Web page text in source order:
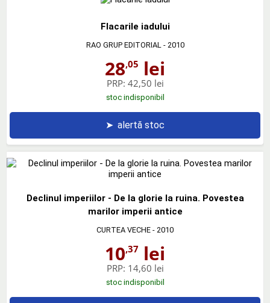
Flacarile iadului
RAO GRUP EDITORIAL - 2010
28,05 lei
PRP: 42,50 lei
stoc indisponibil
➤ alertă stoc
Declinul imperiilor - De la glorie la ruina. Povestea
marilor imperii antice
CURTEA VECHE - 2010
10,37 lei
PRP: 14,60 lei
stoc indisponibil